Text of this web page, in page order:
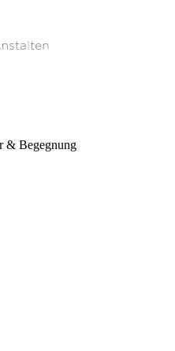
& Begegnung